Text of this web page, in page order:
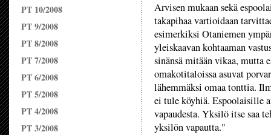
PT 10/2008
PT 9/2008
PT 8/2008
PT 7/2008
PT 6/2008
PT 5/2008
PT 4/2008
PT 3/2008
Arvisen mukaan sekä
takapihaa vartioidaan
esimerkiksi Otaniemen
yleiskaavan kohtaaman
sinänsä mitään vikaa, mutta
omakotitaloissa asuvat
lähemmäksi omaa tonttia.
ei tule köyhiä. Espoolaisille
vapaudesta. Yksilö itse saa
yksilön vapautta."